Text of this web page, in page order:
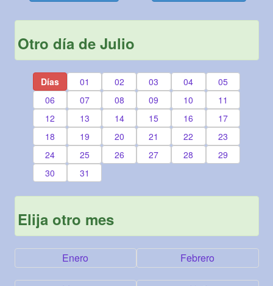
Otro día de Julio
Días 01 02 03 04
05
06
07 08 09 10
11
12
13 14 15 16
17
18
19 20 21 22
23
24
25 26 27 28
29
30
31
Elija otro mes
Enero Febrero